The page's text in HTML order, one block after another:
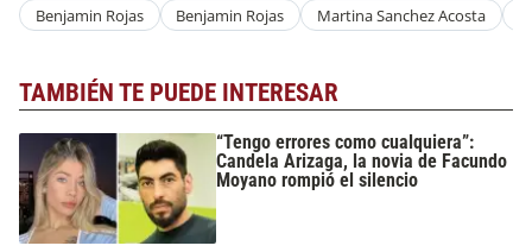
Benjamin Rojas Benjamin Rojas Martina Sanchez Acosta
TAMBIÉN TE PUEDE INTERESAR
“Tengo errores como cualquiera”:
Candela Arizaga, la novia de Facundo
Moyano rompió el silencio